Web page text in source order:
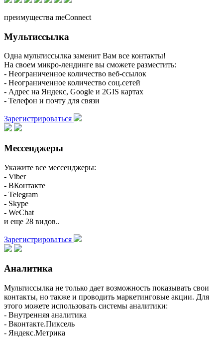
преимущества meConnect
Мультиссылка
Одна мультиссылка заменит Вам все контакты!
На своем микро-лендинге вы сможете разместить:
- Неограниченное количество веб-ссылок
- Неограниченное количество соц.сетей
- Адрес на Яндекс, Google и 2GIS картах
- Телефон и почту для связи
Зарегистрироваться
Мессенджеры
Укажите все мессенджеры:
- Viber
- ВКонтакте
- Telegram
- Skype
- WeChat
и еще 28 видов..
Зарегистрироваться
Аналитика
Мультиссылка не только дает возможность показывать свои
контакты, но также и проводить маркетинговые акции. Для
этого можете использовать системы аналитики:
- Внутренняя аналитика
- Вконтакте.Пиксель
- Яндекс.Метрика